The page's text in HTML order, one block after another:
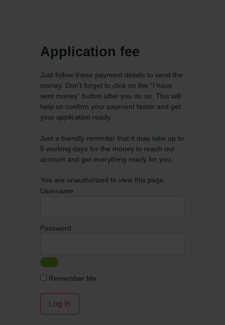
Application fee
Just follow these payment details to send the
money. Don’t forget to click on the “I have
sent money” button after you do so. This will
help us confirm your payment faster and get
your application ready.
Just a friendly reminder that it may take up to
5 working days for the money to reach our
account and get everything ready for you.
You are unauthorized to view this page.
Username
Password
Remember Me